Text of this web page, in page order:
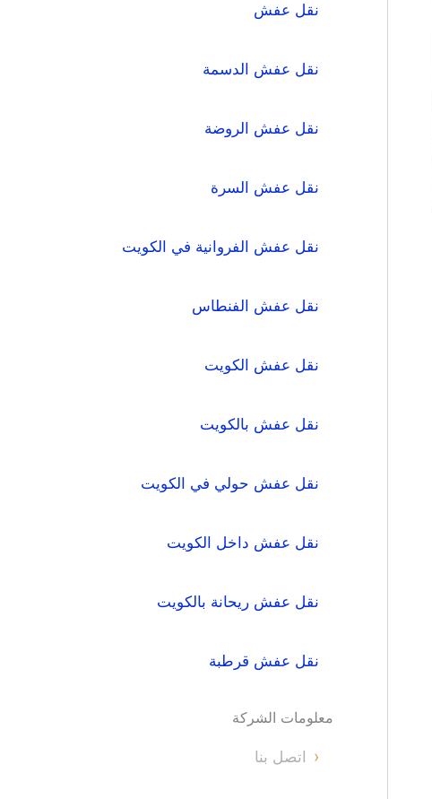
نقل عفش
نقل عفش الدسمة
نقل عفش الروضة
نقل عفش السرة
نقل عفش الفروانية في الكويت
نقل عفش الفنطاس
نقل عفش الكويت
نقل عفش بالكويت
نقل عفش حولي في الكويت
نقل عفش داخل الكويت
نقل عفش ريحانة بالكويت
نقل عفش قرطبة
معلومات الشركة
اتصل بنا